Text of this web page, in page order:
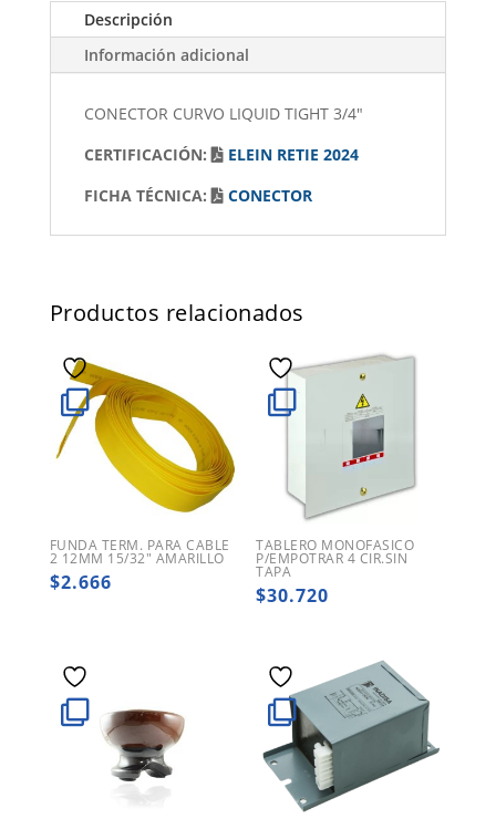
Descripción
Información adicional
CONECTOR CURVO LIQUID TIGHT 3/4"
CERTIFICACIÓN:
ELEIN RETIE 2024
FICHA TÉCNICA:
CONECTOR
Productos relacionados
FUNDA TERM. PARA CABLE
2 12MM 15/32″ AMARILLO
$2.666
TABLERO MONOFASICO
P/EMPOTRAR 4 CIR.SIN
TAPA
$30.720